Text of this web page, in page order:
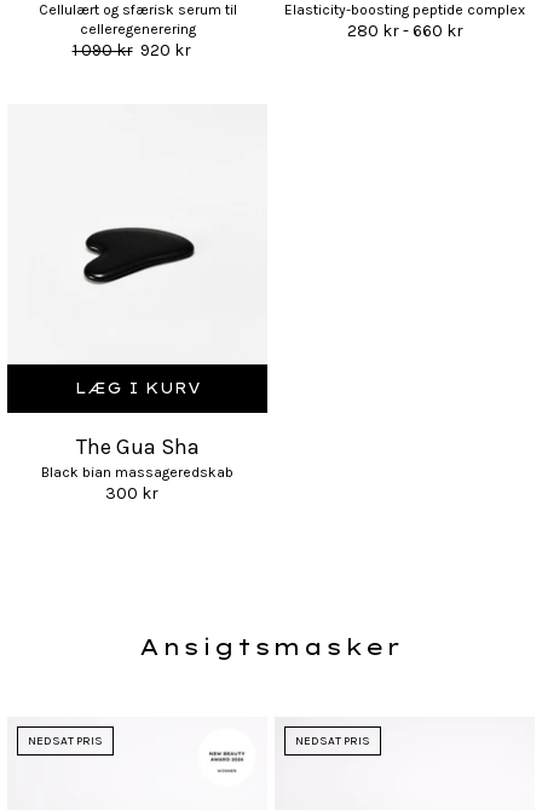
Cellulært og sfærisk serum til
celleregenerering
1 090 kr 920 kr
Elasticity-boosting peptide complex
280 kr - 660 kr
LÆG I KURV
The Gua Sha
Black bian massageredskab
300 kr
Ansigtsmasker
NEDSAT PRIS NEDSAT PRIS